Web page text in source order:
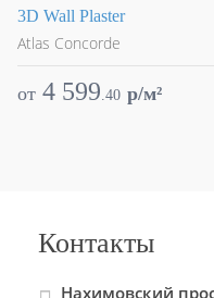
3D Wall Plaster
Atlas Concorde
от 4 599.40 p/м²
Контакты
Нахимовский